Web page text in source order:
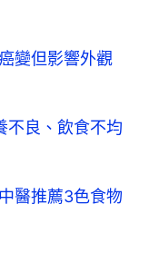
變但影響外觀
不良、飲食不均
醫推薦3色食物